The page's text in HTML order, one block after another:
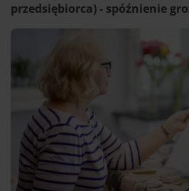
przedsiębiorca) - spóźnienie